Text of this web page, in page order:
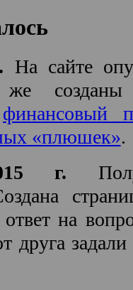
На сайте
же
финансовый
«плюшек».
г.
на
друга задали